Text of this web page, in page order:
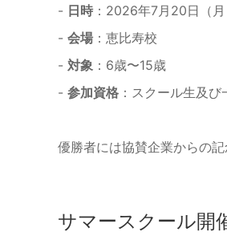
- 日時：2026年7月20日（
- 会場 ：恵比寿校
- 対象 ：6歳〜15歳
- 参加資格 ：スクール生及
優勝者には協賛企業からの記
サマースクール開